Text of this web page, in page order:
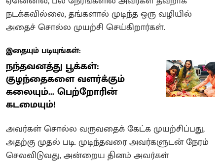
நடக்கவில்லை, தங்களால் முடிந்த ஒரு வழியில்
அதைச் சொல்ல முயற்சி செய்கிறார்கள்.
இதையும் படியுங்கள்:
நந்தவனத்து பூக்கள்:
குழந்தைகளை வளர்க்கும்
கலையும்... பெற்றோரின்
கடமையும்!
அவர்கள் சொல்ல வருவதைக் கேட்க முயற்சிப்பது,
அதற்கு முதல் படி. முடிந்தவரை அவர்களுடன் நேரம்
செலவிடுவது, அன்றைய தினம் அவர்கள்